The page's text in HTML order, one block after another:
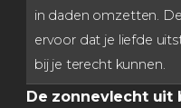
in daden omzetten.
ervoor dat je liefde
bij je terecht kunnen.
De zonnevlecht uit